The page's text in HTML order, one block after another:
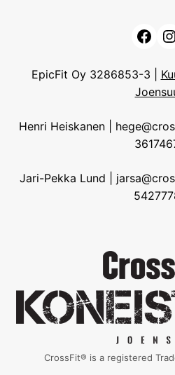
EpicFit Oy 3286853-3 |
Henri Heiskanen |
Jari-Pekka Lund |
CrossFit® is a registered